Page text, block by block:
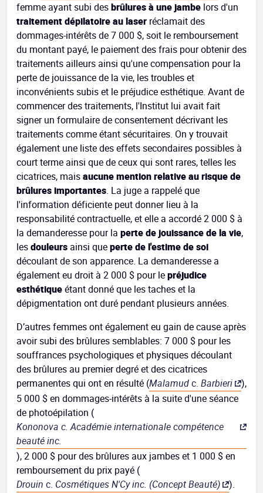
femme ayant subi desbrûlures à une jambe lors d'un
traitement dépilatoire au laser réclamait des
dommages-intérêts de 7 000 $, soit le remboursement
du montant payé, le paiement des frais pour obtenir des
traitements ailleurs ainsi qu'une compensation pour la
perte de jouissance de la vie, les troubles et
inconvénients subis et le préjudice esthétique. Avant de
commencer des traitements, l'Institut lui avait fait
signer un formulaire de consentement décrivant les
traitements comme étant sécuritaires. On y trouvait
également une liste des effets secondaires possibles à
court terme ainsi que de ceux qui sont rares, telles les
cicatrices, maisaucune mention relative au risque de
brûlures importantes. La juge a rappelé que
l'information déficiente peut donner lieu à la
responsabilité contractuelle, et elle a accordé 2 000 $ à
la demanderesse pour la perte de jouissance de la vie,
lesdouleurs ainsi queperte de l'estime de soi
découlant de son apparence. La demanderesse a
également eu droit à 2 000 $ pour lepréjudice
esthétiqueétant donné que les taches et la
dépigmentation ont duré pendant plusieurs années.
D’autres femmes ont également eu gain de cause après
avoir subi des brûlures semblables: 7 000 $ pour les
souffrances psychologiques et physiques découlant
des brûlures au premier degré et des cicatrices
permanentes qui ont en résulté (Malamudc. Barbieri
),
5 000 $ en dommages-intérêts à la suite d'une séance
de photoépilation (
Kononova c. Académie internationale compétence
beauté inc.
), 2 000 $ pour des brûlures aux jambes et 1 000 $ en
remboursement du prix payé (
Drouin c. Cosmétiques N'Cy inc. (Concept Beauté)
).